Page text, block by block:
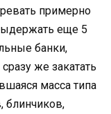
примерно
еще 5
банки,
же закатать
масса типа
блинчиков,